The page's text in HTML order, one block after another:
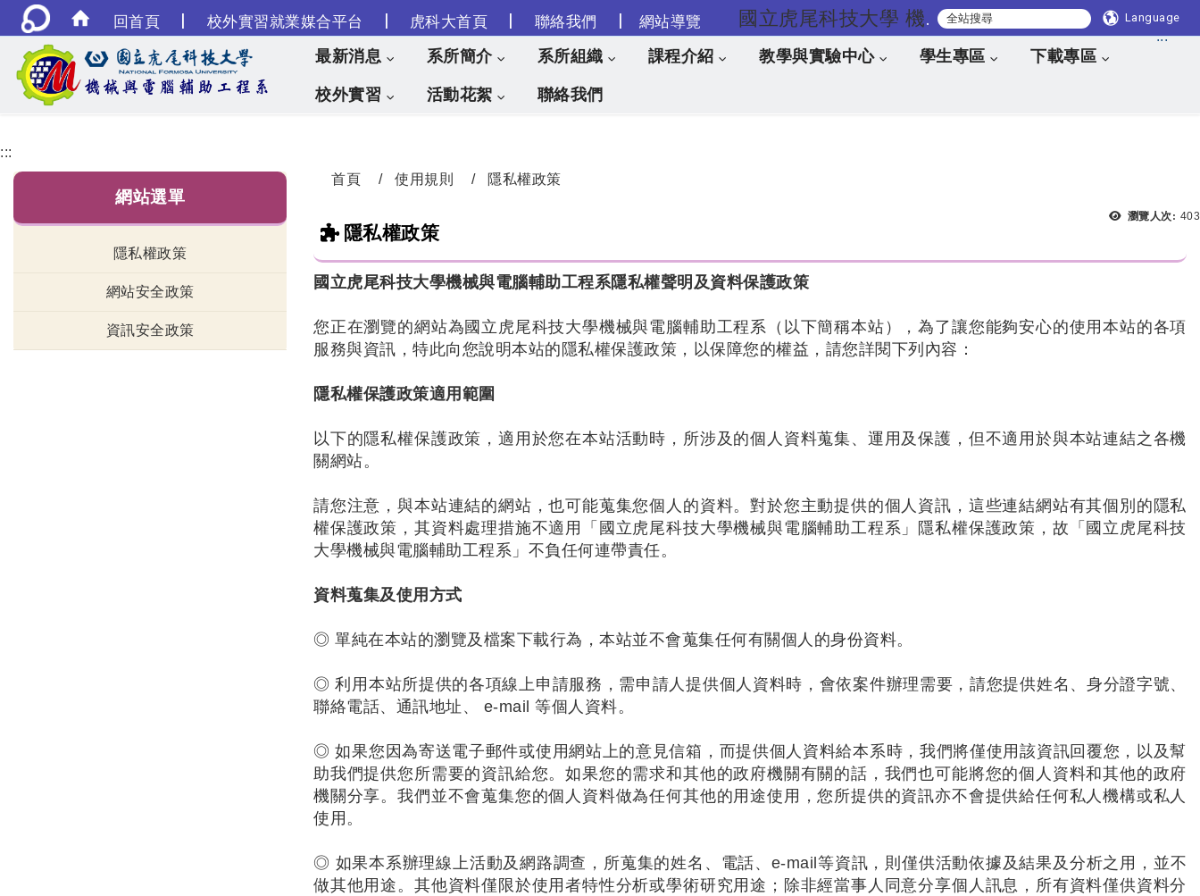
回首頁 | 校外實習就業媒合平台 | 虎科大首頁 | 聯絡我們 | 網站導覽 國立虎尾科技大學 機械與電腦輔助工程系 Language
跳到主要內容
:::
最新消息 系所簡介 系所組織 課程介紹 教學與實驗中心 學生專區 下載專區
校外實習 活動花絮 聯絡我們
:::
網站選單
隱私權政策
網站安全政策
資訊安全政策
首頁 使用規則 隱私權政策
瀏覽人次: 403
隱私權政策
國立虎尾科技大學機械與電腦輔助工程系隱私權聲明及資料保護政策
您正在瀏覽的網站為國立虎尾科技大學機械與電腦輔助工程系（以下簡稱本站），為了讓您能夠安心的使用本站的各項
服務與資訊，特此向您說明本站的隱私權保護政策，以保障您的權益，請您詳閱下列內容：
隱私權保護政策適用範圍
以下的隱私權保護政策，適用於您在本站活動時，所涉及的個人資料蒐集、運用及保護，但不適用於與本站連結之各機
關網站。
請您注意，與本站連結的網站，也可能蒐集您個人的資料。對於您主動提供的個人資訊，這些連結網站有其個別的隱私
權保護政策，其資料處理措施不適用「國立虎尾科技大學機械與電腦輔助工程系」隱私權保護政策，故「國立虎尾科技
大學機械與電腦輔助工程系」不負任何連帶責任。
資料蒐集及使用方式
◎ 單純在本站的瀏覽及檔案下載行為，本站並不會蒐集任何有關個人的身份資料。
◎ 利用本站所提供的各項線上申請服務，需申請人提供個人資料時，會依案件辦理需要，請您提供姓名、身分證字號、
聯絡電話、通訊地址、 e-mail 等個人資料。
◎ 如果您因為寄送電子郵件或使用網站上的意見信箱，而提供個人資料給本系時，我們將僅使用該資訊回覆您，以及幫
助我們提供您所需要的資訊給您。如果您的需求和其他的政府機關有關的話，我們也可能將您的個人資料和其他的政府
機關分享。我們並不會蒐集您的個人資料做為任何其他的用途使用，您所提供的資訊亦不會提供給任何私人機構或私人
使用。
◎ 如果本系辦理線上活動及網路調查，所蒐集的姓名、電話、e-mail等資訊，則僅供活動依據及結果及分析之用，並不
做其他用途。其他資料僅限於使用者特性分析或學術研究用途；除非經當事人同意分享個人訊息，所有資料僅供資料分